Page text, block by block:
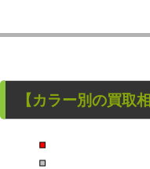
【カラー別の買取
■
■